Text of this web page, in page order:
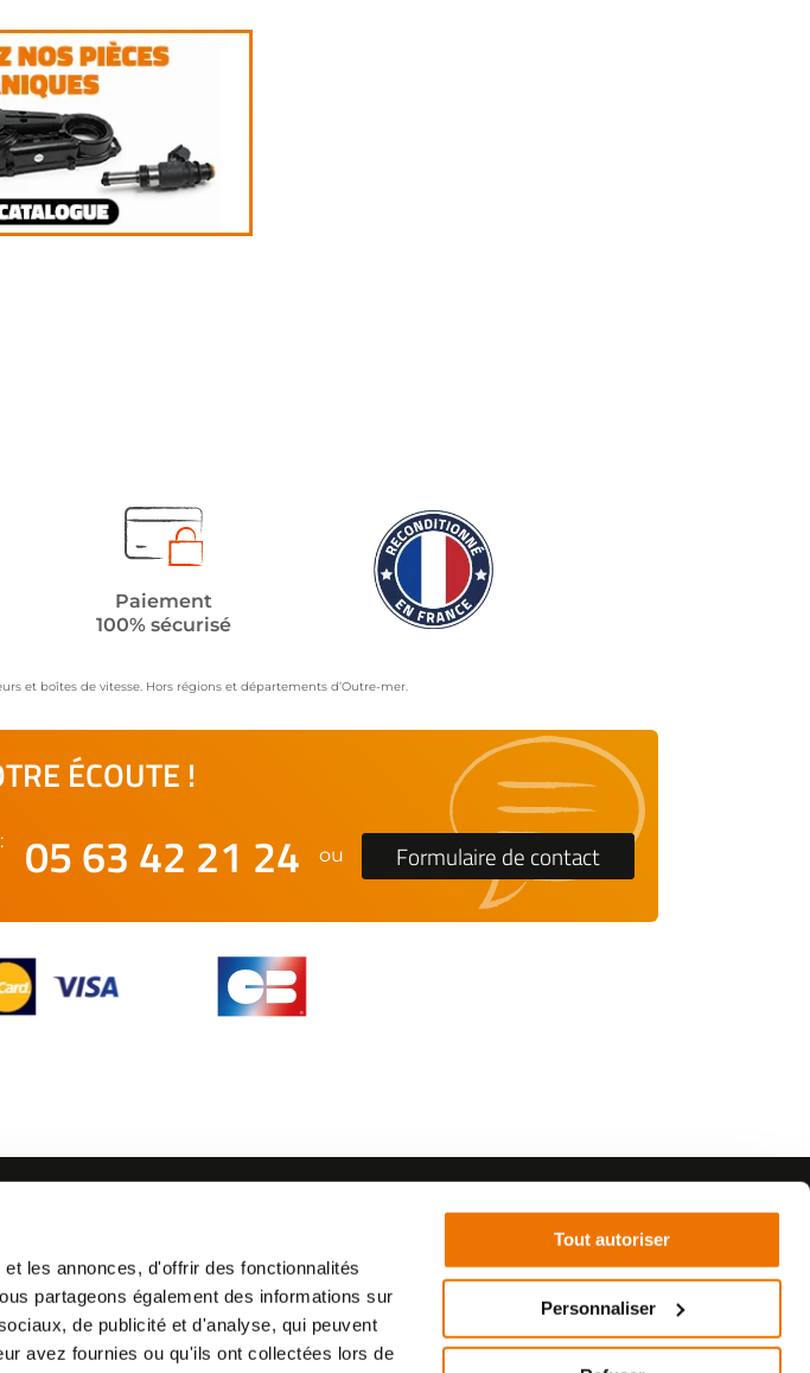
les annonces, d'offrir des fonctionnalités
partageons également des informations sur
de publicité et d'analyse, qui peuvent
avez fournies ou qu'ils ont collectées lors de
Tout autoriser
Personnaliser
Paiement
100% sécurisé
et boîtes de vitesse. Hors régions et départements d’Outre-mer.
ÉCOUTE !
05 63 42 21 24 ou Formulaire de contact
©2021 - SurplusMotos - Réalisation : datasolution.fr